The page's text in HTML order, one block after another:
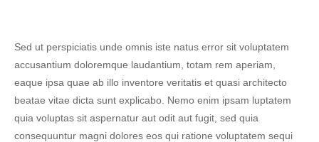
Sed ut perspiciatis unde omnis iste natus error sit voluptatem
accusantium doloremque laudantium, totam rem aperiam,
eaque ipsa quae ab illo inventore veritatis et quasi architecto
beatae vitae dicta sunt explicabo. Nemo enim ipsam luptatem
quia voluptas sit aspernatur aut odit aut fugit, sed quia
consequuntur magni dolores eos qui ratione voluptatem sequi